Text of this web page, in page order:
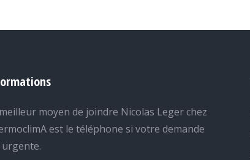
moyen de joindre Nicolas Leger chez
est le téléphone si votre demande